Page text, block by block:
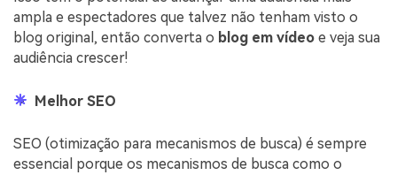
ampla e espectadores que talvez não tenham visto o
blog original, então converta o blog em vídeo e veja sua
audiência crescer!
Melhor SEO
SEO (otimização para mecanismos de busca) é sempre
essencial porque os mecanismos de busca como o